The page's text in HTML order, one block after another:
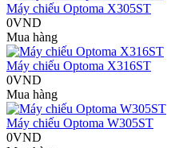
Máy chiếu Optoma X305ST
0VND
Mua hàng
Máy chiếu Optoma X316ST
0VND
Mua hàng
Máy chiếu Optoma W305ST
0VND